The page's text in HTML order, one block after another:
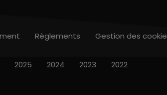
Règlements Gestion des
2025 2024 2023 2022